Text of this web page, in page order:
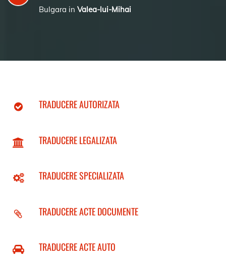
Bulgara in Valea-lui-Mihai
TRADUCERE AUTORIZATA
TRADUCERE LEGALIZATA
TRADUCERE SPECIALIZATA
TRADUCERE ACTE DOCUMENTE
TRADUCERE ACTE AUTO